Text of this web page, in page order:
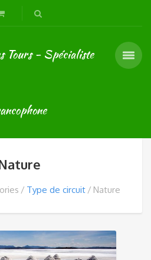
Tours - Spécialiste
Type de circuit Nature